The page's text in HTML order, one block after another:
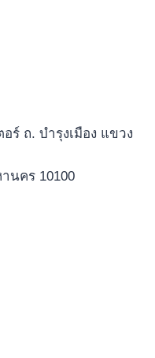
ร์ ถ. บำรุงเมือง แขวง
นคร 10100